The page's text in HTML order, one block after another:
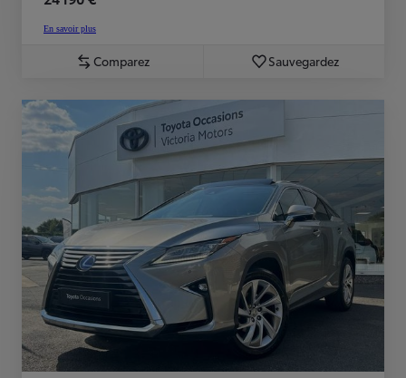
En savoir plus
Comparez Sauvegardez